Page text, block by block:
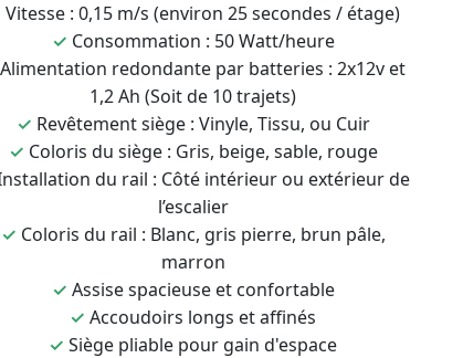
Vitesse : 0,15 m/s (environ 25 secondes / étage)
✓ Consommation : 50 Watt/heure
Alimentation redondante par batteries : 2x12v et
1,2 Ah (Soit de 10 trajets)
✓ Revêtement siège : Vinyle, Tissu, ou Cuir
✓ Coloris du siège : Gris, beige, sable, rouge
du rail : Côté intérieur ou extérieur de
l’escalier
✓ Coloris du rail : Blanc, gris pierre, brun pâle,
marron
✓ Assise spacieuse et confortable
✓ Accoudoirs longs et affinés
✓ Siège pliable pour gain d'espace